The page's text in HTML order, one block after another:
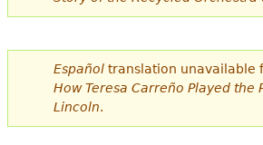
Españoltranslation unavailable
How Teresa Carreño Played the
Lincoln.